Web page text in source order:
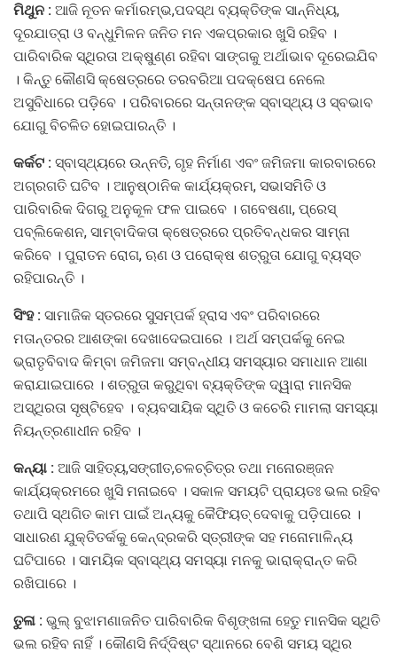
ମିଥୁନ : ଆଜି ନୂତନ କର୍ମାରମ୍ଭ,ପଦସ୍ଥ ବ୍ୟକ୍ତିଙ୍କ ସାନ୍ନିଧ୍ୟ,
ଦୂରଯାତ୍ରା ଓ ବନ୍ଧୁମିଳନ ଜନିତ ମନ ଏକପ୍ରକାର ଖୁସି ରହିବ ।
ପାରିବାରିକ ସ୍ଥିରତା ଅକ୍ଷୁଣ୍ଣ ରହିବା ସାଙ୍ଗକୁ ଅର୍ଥାଭାବ ଦୂରେଇଯିବ
। କିନ୍ତୁ କୌଣସି କ୍ଷେତ୍ରରେ ତରବରିଆ ପଦକ୍ଷେପ ନେଲେ
ଅସୁବିଧାରେ ପଡ଼ିବେ । ପରିବାରରେ ସନ୍ତାନଙ୍କ ସ୍ବାସ୍ଥ୍ୟ ଓ ସ୍ବଭାବ
ଯୋଗୁ ବିଚଳିତ ହୋଇପାରନ୍ତି ।
କର୍କଟ : ସ୍ବାସ୍ଥ୍ୟରେ ଉନ୍ନତି, ଗୃହ ନିର୍ମାଣ ଏବଂ ଜମିଜମା କାରବାରରେ
ଅଗ୍ରଗତି ଘଟିବ । ଆନୁଷ୍ଠାନିକ କାର୍ଯ୍ୟକ୍ରମ, ସଭାସମିତି ଓ
ପାରିବାରିକ ଦିଗରୁ ଅନୁକୂଳ ଫଳ ପାଇବେ । ଗବେଷଣା, ପ୍ରେସ୍‌
ପବ୍ଲିକେଶନ, ସାମ୍ବାଦିକତା କ୍ଷେତ୍ରରେ ପ୍ରତିବନ୍ଧକର ସାମ୍ନା
କରିବେ । ପୁରାତନ ରୋଗ, ଋଣ ଓ ପରୋକ୍ଷ ଶତ୍ରୁତା ଯୋଗୁ ବ୍ୟସ୍ତ
ରହିପାରନ୍ତି ।
ସିଂହ : ସାମାଜିକ ସ୍ତରରେ ସୁସମ୍ପର୍କ ହ୍ରାସ ଏବଂ ପରିବାରରେ
ମତାନ୍ତରର ଆଶଙ୍କା ଦେଖାଦେଇପାରେ । ଅର୍ଥ ସମ୍ପର୍କକୁ ନେଇ
ଭ୍ରାତୃବିବାଦ କିମ୍ବା ଜମିଜମା ସମ୍ବନ୍ଧୀୟ ସମସ୍ୟାର ସମାଧାନ ଆଶା
କରାଯାଇପାରେ । ଶତ୍ରୁତା କରୁଥିବା ବ୍ୟକ୍ତିଙ୍କ ଦ୍ୱାରା ମାନସିକ
ଅସ୍ଥିରତା ସୃଷ୍ଟିହେବ । ବ୍ୟବସାୟିକ ସ୍ଥିତି ଓ କଚେରି ମାମଲା ସମସ୍ୟା
ନିୟନ୍ତ୍ରଣାଧୀନ ରହିବ ।
କନ୍ୟା : ଆଜି ସାହିତ୍ୟ,ସଙ୍ଗୀତ,ଚଳଚ୍ଚିତ୍ର ତଥା ମନୋରଞ୍ଜନ
କାର୍ଯ୍ୟକ୍ରମରେ ଖୁସି ମନାଇବେ । ସକାଳ ସମୟଟି ପ୍ରାୟତଃ ଭଲ ରହିବ
ତଥାପି ସ୍ଥଗିତ କାମ ପାଇଁ ଅନ୍ୟକୁ କୈଫିୟତ୍‌ ଦେବାକୁ ପଡ଼ିପାରେ ।
ସାଧାରଣ ଯୁକ୍ତିତର୍କକୁ କେନ୍ଦ୍ରକରି ସ୍ତ୍ରୀଙ୍କ ସହ ମନୋମାଳିନ୍ୟ
ଘଟିପାରେ । ସାମୟିକ ସ୍ବାସ୍ଥ୍ୟ ସମସ୍ୟା ମନକୁ ଭାରାକ୍ରାନ୍ତ କରି
ରଖିପାରେ ।
ତୁଳା : ଭୁଲ୍‌ ବୁଝାମଣାଜନିତ ପାରିବାରିକ ବିଶୃଙ୍ଖଳା ହେତୁ ମାନସିକ ସ୍ଥିତି
ଭଲ ରହିବ ନାହିଁ । କୌଣସି ନିର୍ଦ୍ଦିଷ୍ଟ ସ୍ଥାନରେ ବେଶି ସମୟ ସ୍ଥିର